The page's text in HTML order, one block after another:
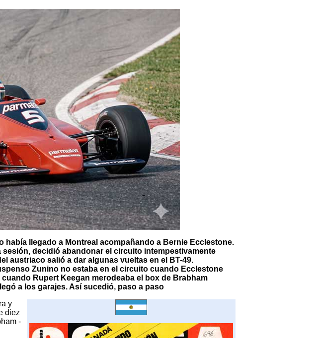
llegado a Montreal acompañando a Bernie Ecclestone.
decidió abandonar el circuito intempestivamente
austriaco salió a dar algunas vueltas en el BT-49.
Zunino no estaba en el circuito cuando Ecclestone
Rupert Keegan merodeaba el box de Brabham
a los garajes. Así sucedió, paso a paso
y
diez
-